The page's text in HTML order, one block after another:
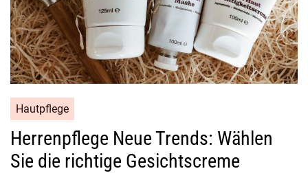
i
k
,
d
i
h
e
Hautpflege
Herrenpflege Neue Trends: Wählen
Sie die richtige Gesichtscreme